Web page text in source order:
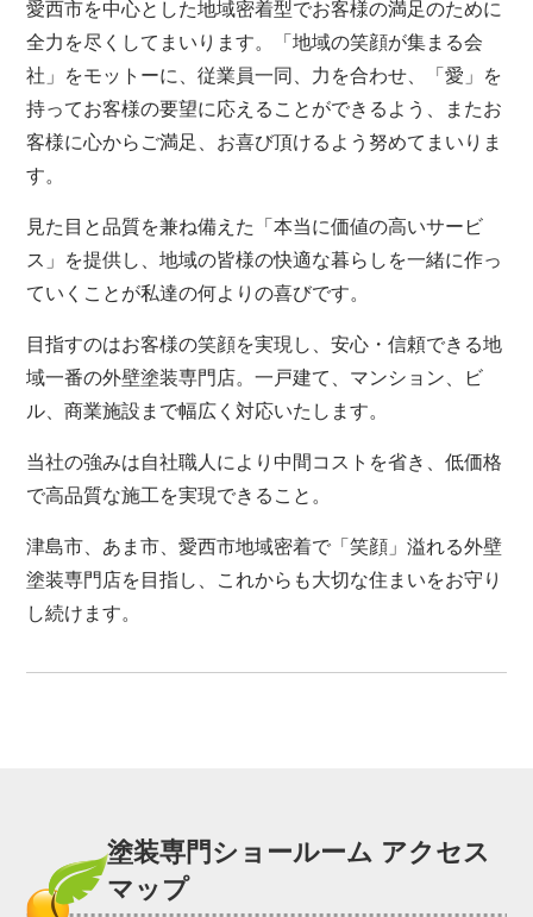
愛西市を中心とした地域密着型でお客様の満足のために
全力を尽くしてまいります。「地域の笑顔が集まる会
社」をモットーに、従業員一同、力を合わせ、「愛」を
持ってお客様の要望に応えることができるよう、またお
客様に心からご満足、お喜び頂けるよう努めてまいりま
す。
見た目と品質を兼ね備えた「本当に価値の高いサービ
ス」を提供し、地域の皆様の快適な暮らしを一緒に作っ
ていくことが私達の何よりの喜びです。
目指すのはお客様の笑顔を実現し、安心・信頼できる地
域一番の外壁塗装専門店。一戸建て、マンション、ビ
ル、商業施設まで幅広く対応いたします。
当社の強みは自社職人により中間コストを省き、低価格
で高品質な施工を実現できること。
津島市、あま市、愛西市地域密着で「笑顔」溢れる外壁
塗装専門店を目指し、これからも大切な住まいをお守り
し続けます。
塗装専門ショールーム アクセス
マップ